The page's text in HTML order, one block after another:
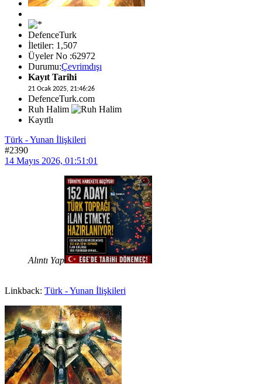
DefenceTurk
İletiler: 1,507
Üyeler No :62972
Durumu:Çevrimdışı
Kayıt Tarihi
21 Ocak 2025, 21:46:26
DefenceTurk.com
Ruh Halim
Kayıtlı
Türk - Yunan İlişkileri
#2390
14 Mayıs 2026, 01:51:01
Alıntı Yap
Linkback: Türk - Yunan İlişkileri